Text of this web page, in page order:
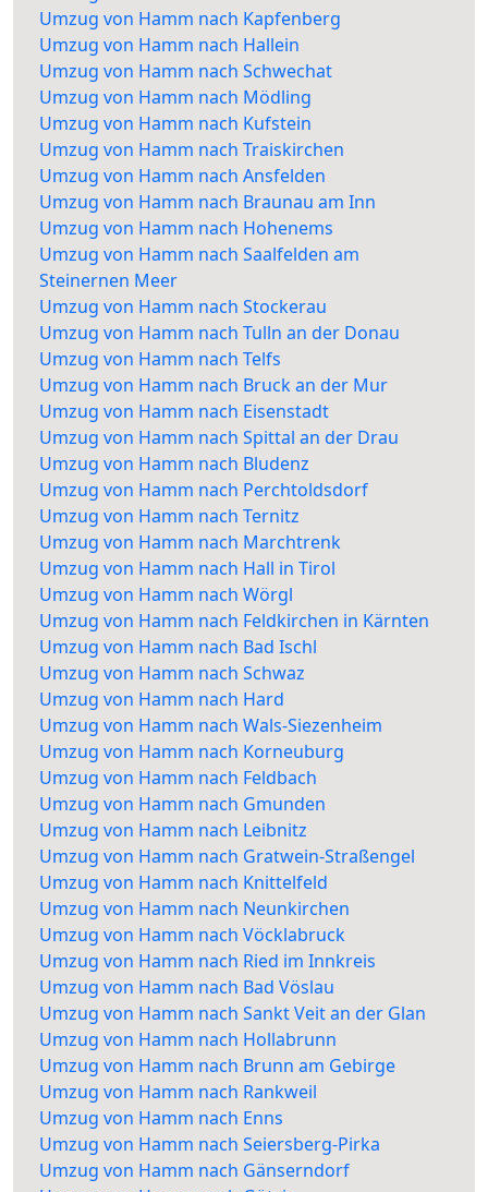
Umzug von Hamm nach Kapfenberg
Umzug von Hamm nach Hallein
Umzug von Hamm nach Schwechat
Umzug von Hamm nach Mödling
Umzug von Hamm nach Kufstein
Umzug von Hamm nach Traiskirchen
Umzug von Hamm nach Ansfelden
Umzug von Hamm nach Braunau am Inn
Umzug von Hamm nach Hohenems
Umzug von Hamm nach Saalfelden am
Steinernen Meer
Umzug von Hamm nach Stockerau
Umzug von Hamm nach Tulln an der Donau
Umzug von Hamm nach Telfs
Umzug von Hamm nach Bruck an der Mur
Umzug von Hamm nach Eisenstadt
Umzug von Hamm nach Spittal an der Drau
Umzug von Hamm nach Bludenz
Umzug von Hamm nach Perchtoldsdorf
Umzug von Hamm nach Ternitz
Umzug von Hamm nach Marchtrenk
Umzug von Hamm nach Hall in Tirol
Umzug von Hamm nach Wörgl
Umzug von Hamm nach Feldkirchen in Kärnten
Umzug von Hamm nach Bad Ischl
Umzug von Hamm nach Schwaz
Umzug von Hamm nach Hard
Umzug von Hamm nach Wals-Siezenheim
Umzug von Hamm nach Korneuburg
Umzug von Hamm nach Feldbach
Umzug von Hamm nach Gmunden
Umzug von Hamm nach Leibnitz
Umzug von Hamm nach Gratwein-Straßengel
Umzug von Hamm nach Knittelfeld
Umzug von Hamm nach Neunkirchen
Umzug von Hamm nach Vöcklabruck
Umzug von Hamm nach Ried im Innkreis
Umzug von Hamm nach Bad Vöslau
Umzug von Hamm nach Sankt Veit an der Glan
Umzug von Hamm nach Hollabrunn
Umzug von Hamm nach Brunn am Gebirge
Umzug von Hamm nach Rankweil
Umzug von Hamm nach Enns
Umzug von Hamm nach Seiersberg-Pirka
Umzug von Hamm nach Gänserndorf